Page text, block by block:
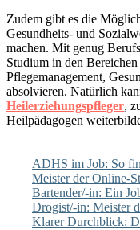
Zudem gibt es die
Gesundheits- und
machen. Mit genug
Studium in den
Pflegemanagement,
absolvieren. Natürlich
Heilerziehungspfleger,
Heilpädagogen
ADHS im Job: So
Meister der Online-
Bartender/-in: Ein
Drogist/-in: Meister
Klarer Durchblick: